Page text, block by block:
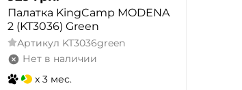
Палатка KingCamp MODENA
2 (KT3036) Green
Артикул KT3036green
Нет в наличии
x 3 мес.